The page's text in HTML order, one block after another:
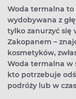
Woda termalna to
wydobywana z
tylko zanurzyć się
Zakopanem –
kosmetyków,
Woda termalna w
kto potrzebuje
podróży lub w